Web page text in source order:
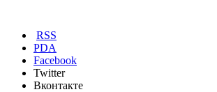
RSS
PDA
Facebook
Twitter
Вконтакте